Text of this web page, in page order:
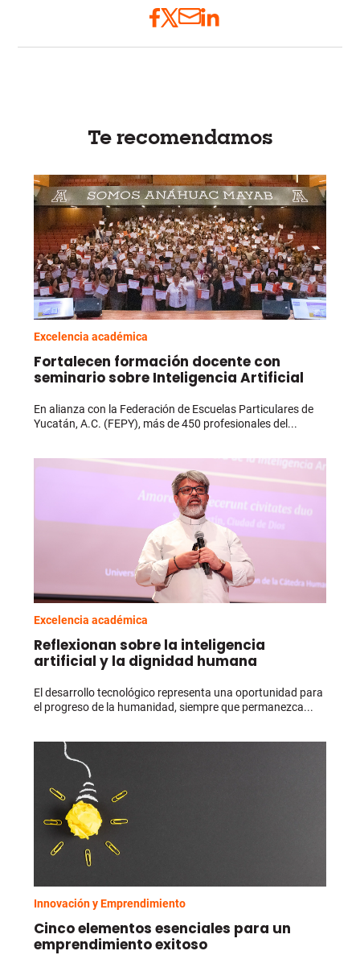
Te recomendamos
Excelencia académica
Fortalecen formación docente con
seminario sobre Inteligencia Artificial
En alianza con la Federación de Escuelas Particulares de
Yucatán, A.C. (FEPY), más de 450 profesionales del...
Excelencia académica
Reflexionan sobre la inteligencia
artificial y la dignidad humana
El desarrollo tecnológico representa una oportunidad para
el progreso de la humanidad, siempre que permanezca...
Innovación y Emprendimiento
Cinco elementos esenciales para un
emprendimiento exitoso